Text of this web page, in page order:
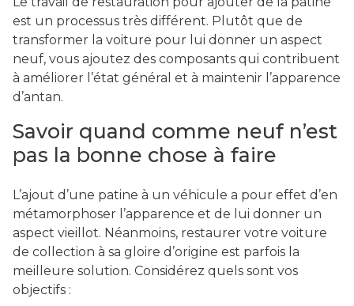
est un processus très différent. Plutôt que de
transformer la voiture pour lui donner un aspect
neuf, vous ajoutez des composants qui contribuent
à améliorer l’état général et à maintenir l’apparence
d’antan.
Savoir quand comme neuf n’est
pas la bonne chose à faire
L’ajout d’une patine à un véhicule a pour effet d’en
métamorphoser l’apparence et de lui donner un
aspect vieillot. Néanmoins, restaurer votre voiture
de collection à sa gloire d’origine est parfois la
meilleure solution. Considérez quels sont vos
objectifs :